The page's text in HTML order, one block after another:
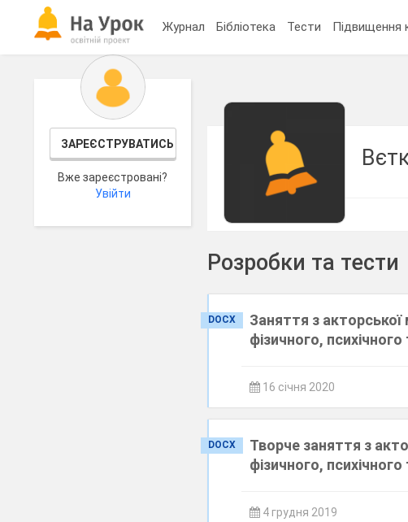
Журнал Бібліотека Тести Підвищення
ЗАРЕЄСТРУВАТИСЬ
Вже зареєстровані?
Увійти
Розробки та тести
DOCX
Заняття з акторської
фізичного,
16 січня 2020
DOCX
Творче заняття з
фізичного,
4 грудня 2019